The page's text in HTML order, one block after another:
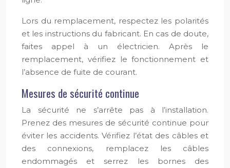
Lors du remplacement, respectez les polarités
et les instructions du fabricant. En cas de doute,
faites appel à un électricien. Après le
remplacement, vérifiez le fonctionnement et
l’absence de fuite de courant.
Mesures de sécurité continue
La sécurité ne s’arrête pas à l’installation.
Prenez des mesures de sécurité continue pour
éviter les accidents. Vérifiez l’état des câbles et
des connexions, remplacez les câbles
endommagés et serrez les bornes des